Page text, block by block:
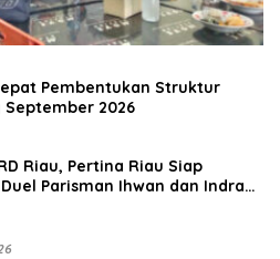
Pembentukan Struktur
2026
Riau, Pertina Riau Siap
Parisman Ihwan dan Indra